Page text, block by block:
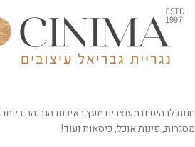
חנות לרהיטים מעוצבים מעץ באיכות הגבוהה
מסגרות, פינות אוכל, כיסאות ועוד!